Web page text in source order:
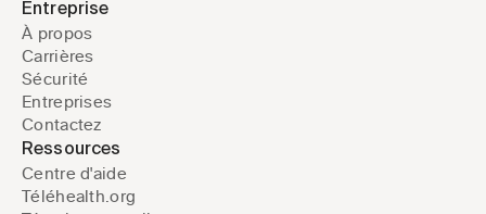
Entreprise
À propos
Carrières
Sécurité
Entreprises
Contactez
Ressources
Centre d'aide
Téléhealth.org